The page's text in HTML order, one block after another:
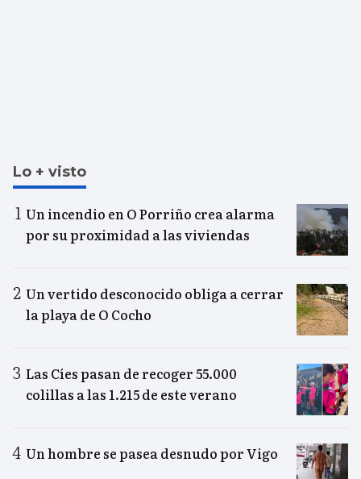
Lo + visto
Un incendio en O Porriño crea alarma
por su proximidad a las viviendas
Un vertido desconocido obliga a cerrar
la playa de O Cocho
Las Cíes pasan de recoger 55.000
colillas a las 1.215 de este verano
Un hombre se pasea desnudo por Vigo